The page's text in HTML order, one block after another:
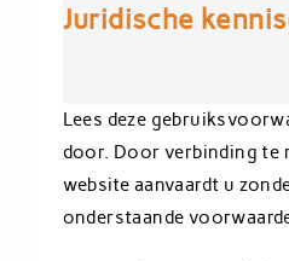
Juridische
Lees deze
door. Door verbinding te
website aanvaardt u
onderstaande